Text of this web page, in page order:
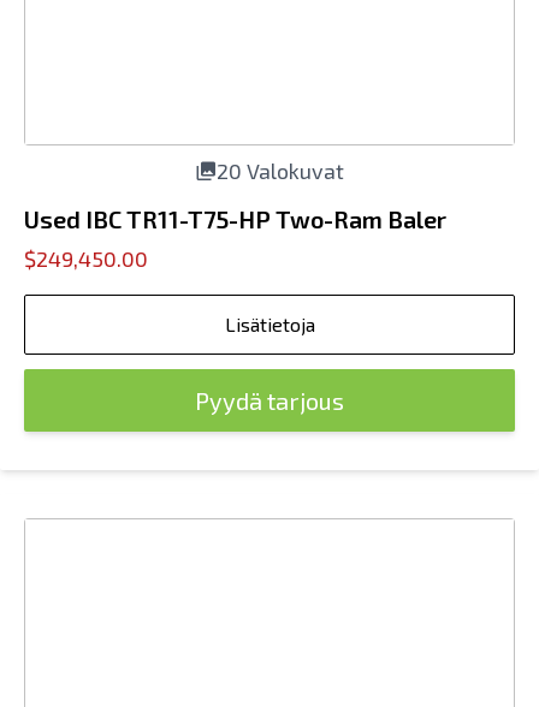
20 Valokuvat
Used IBC TR11-T75-HP Two-Ram Baler
$249,450.00
Lisätietoja
Pyydä tarjous